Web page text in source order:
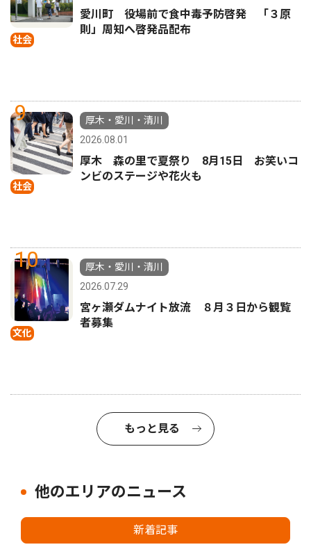
社会
愛川町 役場前で食中毒予防啓発 「３原
則」周知へ啓発品配布
9
社会
厚木・愛川・清川
2026.08.01
厚木 森の里で夏祭り 8月15日 お笑いコ
ンビのステージや花火も
10
文化
厚木・愛川・清川
2026.07.29
宮ヶ瀬ダムナイト放流 ８月３日から観覧
者募集
もっと見る
他のエリアのニュース
新着記事